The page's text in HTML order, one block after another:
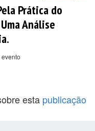
Prática do
Análise
esta publicação